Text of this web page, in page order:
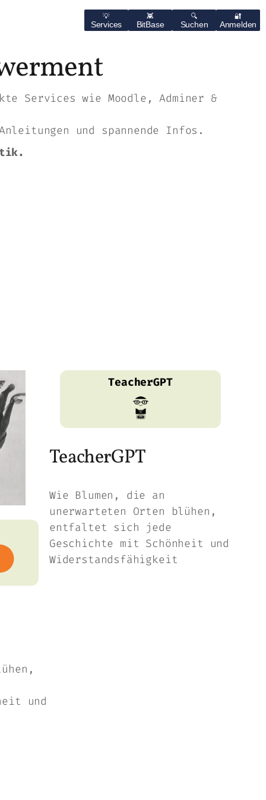
Services BitBase Suchen Anmelden
wie Moodle, Adminer &
und spannende Infos.
und
TeacherGPT
TeacherGPT
Wie Blumen, die an
unerwarteten Orten blühen,
entfaltet sich jede
Geschichte mit Schönheit und
Widerstandsfähigkeit